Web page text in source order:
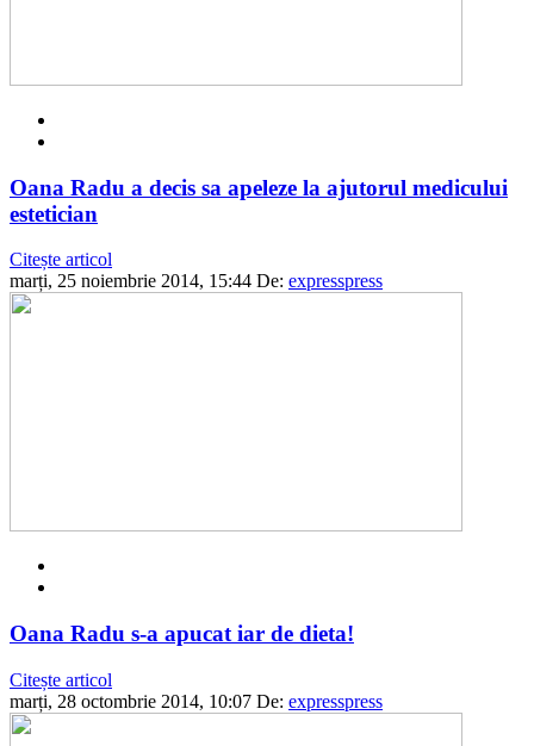
Oana Radu a decis sa apeleze la ajutorul medicului
estetician
Citește articol
marți, 25 noiembrie 2014, 15:44 De: expresspress
Oana Radu s-a apucat iar de dieta!
Citește articol
marți, 28 octombrie 2014, 10:07 De: expresspress